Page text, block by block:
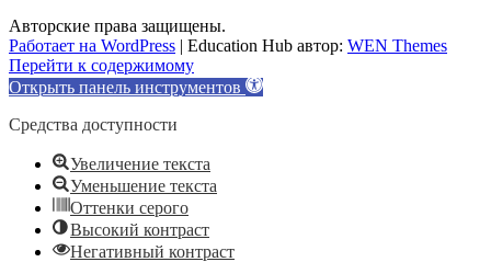
Авторские права защищены.
Работает на WordPress | Education Hub автор: WEN Themes
Перейти к содержимому
Открыть панель инструментов
Средства доступности
Увеличение текста
Уменьшение текста
Оттенки серого
Высокий контраст
Негативный контраст